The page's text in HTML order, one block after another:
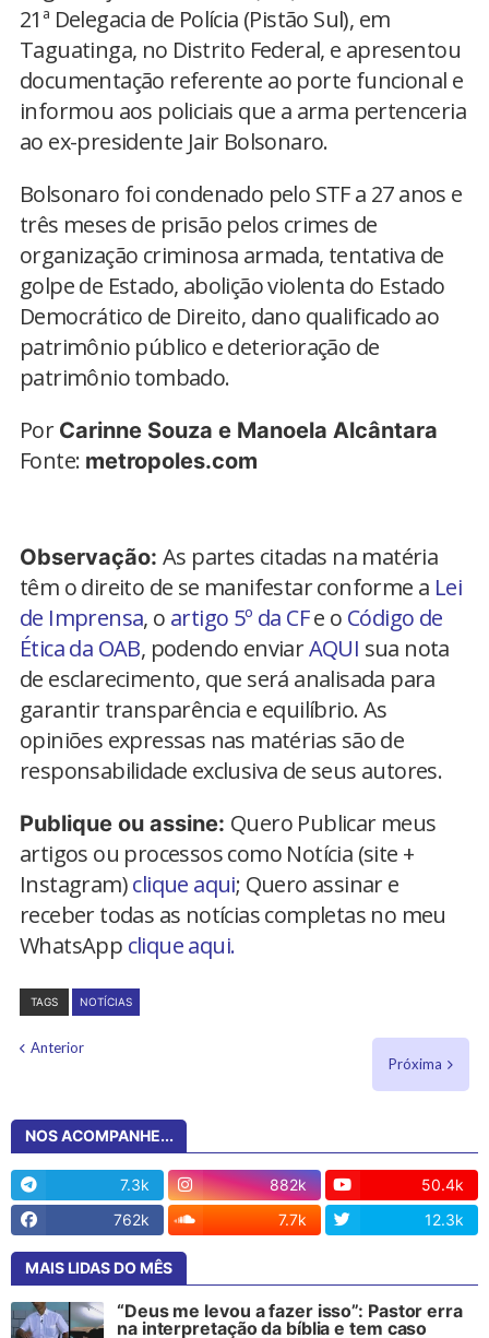
21ª Delegacia de Polícia (Pistão Sul), em
Taguatinga, no Distrito Federal, e apresentou
documentação referente ao porte funcional e
informou aos policiais que a arma pertenceria
ao ex-presidente Jair Bolsonaro.
Bolsonaro foi condenado pelo STF a 27 anos e
três meses de prisão pelos crimes de
organização criminosa armada, tentativa de
golpe de Estado, abolição violenta do Estado
Democrático de Direito, dano qualificado ao
patrimônio público e deterioração de
patrimônio tombado.
PorCarinne Souza e Manoela Alcântara
Fonte: metropoles.com
Observação: As partes citadas na matéria
têm o direito de se manifestar conforme a Lei
de Imprensa, o artigo 5º da CFe o Código de
Ética da OAB, podendo enviarAQUI sua nota
de esclarecimento, que será analisada para
garantir transparência e equilíbrio. As
opiniões expressas nas matérias são de
responsabilidade exclusiva de seus autores.
Publique ou assine: Quero Publicar meus
artigos ou processos como Notícia (site +
Instagram)clique aqui; Quero assinar e
receber todas as notícias completas no meu
WhatsApp clique aqui.
TAGS NOTÍCIAS
Anterior
Próxima
NOS ACOMPANHE...
7.3k 882k
50.4k
762k
7.7k 12.3k
MAIS LIDAS DO MÊS
“Deus me levou a fazer isso”: Pastor erra
na interpretação da bíblia e tem caso